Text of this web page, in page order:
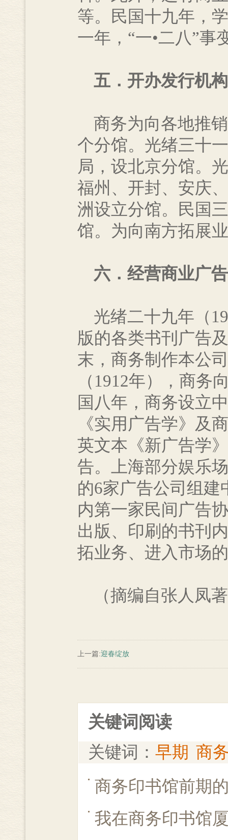
等。民国十九年，
一年，“一•二八”事
五．开办发行机构
商务为向各地推
个分馆。光绪三十
局，设北京分馆。
福州、开封、安庆
洲设立分馆。民国
馆。为向南方拓展
六．经营商业广告
光绪二十九年（
版的各类书刊广告
末，商务制作本公
（1912年），商务
国八年，商务设立
《实用广告学》及
英文本《新广告学
告。上海部分娱乐
的6家广告公司组
内第一家民间广告
出版、印刷的书刊
拓业务、进入市场
（摘编自张人凤
上一篇:迎春绽放
关键词阅读
关键词： 早期 商
商务印书馆前期
我在商务印书馆